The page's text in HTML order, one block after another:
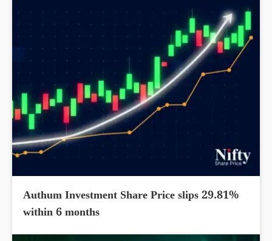
Authum Investment Share Price slips 29.81%
within 6 months